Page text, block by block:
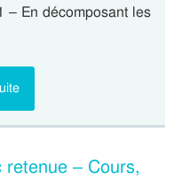
– En décomposant les
– Cours,